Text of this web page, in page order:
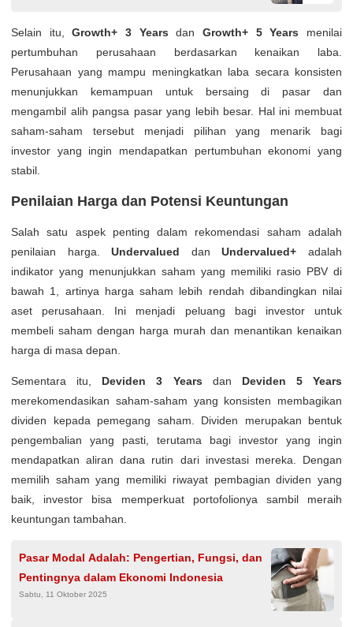
Selain itu,Growth+ 3 Years danGrowth+ 5 Years menilai
pertumbuhan perusahaan berdasarkan kenaikan laba.
Perusahaan yang mampu meningkatkan laba secara konsisten
menunjukkan kemampuan untuk bersaing di pasar dan
mengambil alih pangsa pasar yang lebih besar. Hal ini membuat
saham-saham tersebut menjadi pilihan yang menarik bagi
investor yang ingin mendapatkan pertumbuhan ekonomi yang
stabil.
Penilaian Harga dan Potensi Keuntungan
Salah satu aspek penting dalam rekomendasi saham adalah
penilaian harga.Undervalued danUndervalued+ adalah
indikator yang menunjukkan saham yang memiliki rasio PBV di
bawah 1, artinya harga saham lebih rendah dibandingkan nilai
aset perusahaan. Ini menjadi peluang bagi investor untuk
membeli saham dengan harga murah dan menantikan kenaikan
harga di masa depan.
Sementara itu, Deviden 3 Years dan Deviden 5 Years
merekomendasikan saham-saham yang konsisten membagikan
dividen kepada pemegang saham. Dividen merupakan bentuk
pengembalian yang pasti, terutama bagi investor yang ingin
mendapatkan aliran dana rutin dari investasi mereka. Dengan
memilih saham yang memiliki riwayat pembagian dividen yang
baik, investor bisa memperkuat portofolionya sambil meraih
keuntungan tambahan.
Pasar Modal Adalah: Pengertian, Fungsi, dan
Pentingnya dalam Ekonomi Indonesia
Sabtu, 11 Oktober 2025